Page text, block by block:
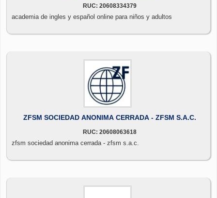
RUC: 20608334379
academia de ingles y español online para niños y adultos
ZFSM SOCIEDAD ANONIMA CERRADA - ZFSM S.A.C.
RUC: 20608063618
zfsm sociedad anonima cerrada - zfsm s.a.c.